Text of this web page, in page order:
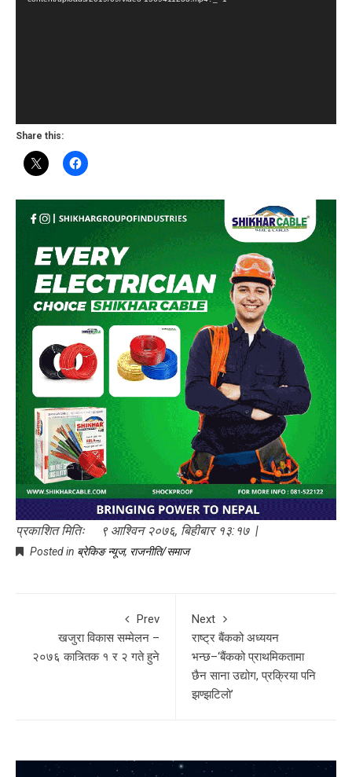
Share this:
प्रकाशित मितिः ९ आश्विन २०७६, बिहीबार १३:१७ |
Posted in ब्रेकिङ न्यूज, राजनीति/समाज
Prev
खजुरा विकास सम्मेलन –
२०७६ कात्र्तिक १ र २ गते हुने
Next
राष्ट्र बैंकको अध्ययन
भन्छ–‘बैंकको प्राथमिकतामा
छैन साना उद्योग, प्रक्रिया पनि
झण्झटिलो’